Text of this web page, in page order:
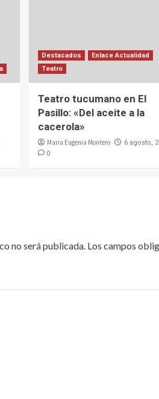
Destacados
Enlace Actualidad
Teatro
Teatro tucumano en El
Pasillo: «Del aceite a la
cacerola»
Maria Eugenia Montero 6 agosto,
0
no será publicada. Los campos